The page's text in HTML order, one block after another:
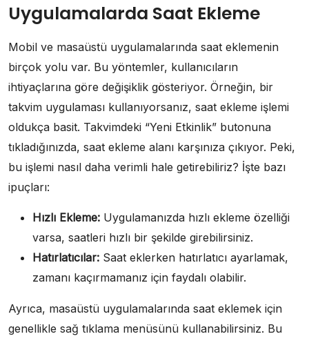
Uygulamalarda Saat Ekleme
Mobil ve masaüstü uygulamalarında saat eklemenin
birçok yolu var. Bu yöntemler, kullanıcıların
ihtiyaçlarına göre değişiklik gösteriyor. Örneğin, bir
takvim uygulaması kullanıyorsanız, saat ekleme işlemi
oldukça basit. Takvimdeki “Yeni Etkinlik” butonuna
tıkladığınızda, saat ekleme alanı karşınıza çıkıyor. Peki,
bu işlemi nasıl daha verimli hale getirebiliriz? İşte bazı
ipuçları:
Hızlı Ekleme: Uygulamanızda hızlı ekleme özelliği
varsa, saatleri hızlı bir şekilde girebilirsiniz.
Hatırlatıcılar: Saat eklerken hatırlatıcı ayarlamak,
zamanı kaçırmamanız için faydalı olabilir.
Ayrıca, masaüstü uygulamalarında saat eklemek için
genellikle sağ tıklama menüsünü kullanabilirsiniz. Bu